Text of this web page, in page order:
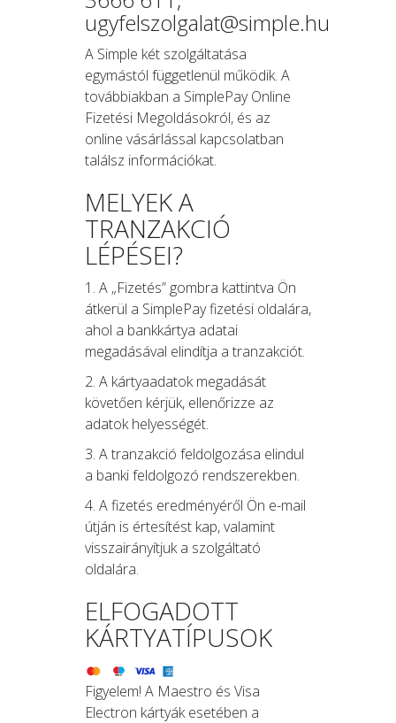
ugyfelszolgalat@simple.hu
A Simple két szolgáltatása
egymástól függetlenül működik. A
továbbiakban a SimplePay Online
Fizetési Megoldásokról, és az
online vásárlással kapcsolatban
találsz információkat.
MELYEK A
TRANZAKCIÓ
LÉPÉSEI?
1. A „Fizetés” gombra kattintva Ön
átkerül a SimplePay fizetési oldalára,
ahol a bankkártya adatai
megadásával elindítja a tranzakciót.
2. A kártyaadatok megadását
követően kérjük, ellenőrizze az
adatok helyességét.
3. A tranzakció feldolgozása elindul
a banki feldolgozó rendszerekben.
4. A fizetés eredményéről Ön e-mail
útján is értesítést kap, valamint
visszairányítjuk a szolgáltató
oldalára.
ELFOGADOTT
KÁRTYATÍPUSOK
Figyelem! A Maestro és Visa
Electron kártyák esetében a